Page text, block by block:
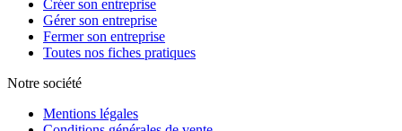
Créer son entreprise
Gérer son entreprise
Fermer son entreprise
Toutes nos fiches pratiques
Notre société
Mentions légales